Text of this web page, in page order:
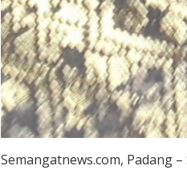
Semangatnews.com, Padang